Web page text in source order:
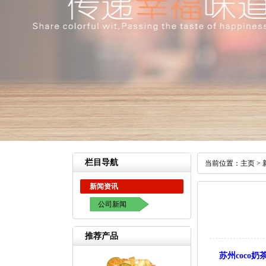
栏目导航
新闻资讯
公司新闻
推荐产品
当前位置： 主页 >
苏州coco奶